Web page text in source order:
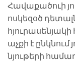
Հավաքածուի
ոսկեզօծ
աչքի է
նյութերի